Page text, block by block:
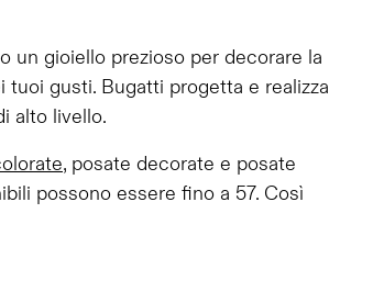
un gioiello prezioso per decorare la
gusti. Bugatti progetta e realizza
alto livello.
, posate decorate e posate
possono essere fino a 57. Così